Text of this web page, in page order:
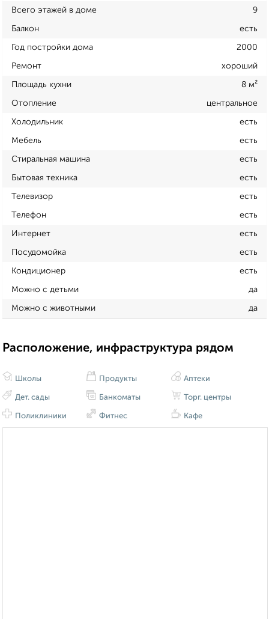
Всего этажей в доме 9
Балкон есть
Год постройки дома 2000
Ремонт хороший
Площадь кухни 8 м²
Отопление центральное
Холодильник есть
Мебель есть
Стиральная машина есть
Бытовая техника есть
Телевизор есть
Телефон есть
Интернет есть
Посудомойка есть
Кондиционер есть
Можно с детьми да
Можно с животными да
Расположение, инфраструктура рядом
Школы
Дет. сады
Поликлиники
Продукты
Банкоматы
Фитнес
Аптеки
Торг. центры
Кафе